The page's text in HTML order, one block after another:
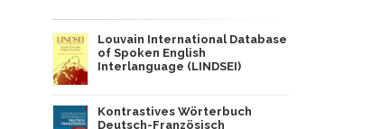
Louvain International Database
of Spoken English
Interlanguage (LINDSEI)
Kontrastives Wörterbuch
Deutsch-Französisch